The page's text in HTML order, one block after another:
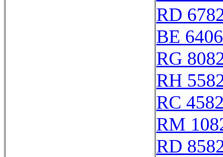
RD
BE 6406
RG
RH
RC
RM
RD